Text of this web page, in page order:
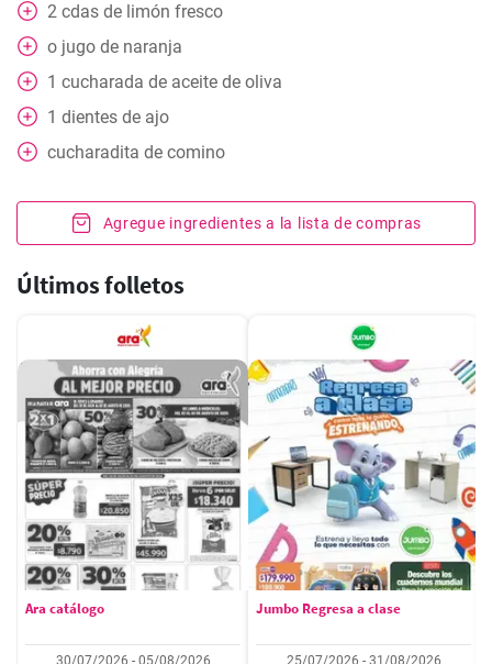
2 cdas de limón fresco
o jugo de naranja
1 cucharada de aceite de oliva
1 dientes de ajo
cucharadita de comino
Agregue ingredientes a la lista de compras
Últimos folletos
Ara catálogo
30/07/2026 - 05/08/2026
Jumbo Regresa a clase
25/07/2026 - 31/08/2026